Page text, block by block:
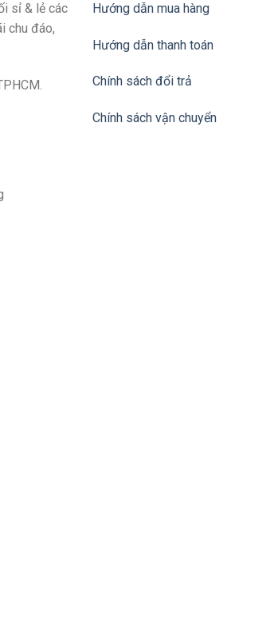
sỉ & lẻ các
chu đáo,
Hướng dẫn mua hàng
Hướng dẫn thanh toán
Chính sách đổi trả
Chính sách vận chuyển